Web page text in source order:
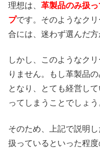
理想は、 革製品のみ扱
プです。そのようなク
合には、迷わず選んだ方
しかし、このようなク
りません。もし革製品
となり、とても経営し
ってしまうことでしょう
そのため、上記で説明
扱っているといった程度